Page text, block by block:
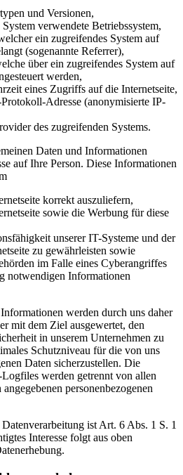
und Versionen,
verwendete Betriebssystem,
ein zugreifendes System auf
(sogenannte Referrer),
über ein zugreifendes System auf
werden,
eines Zugriffs auf die Internetseite,
Adresse (anonymisierte IP-
des zugreifenden Systems.
Daten und Informationen
auf Ihre Person. Diese Informationen
korrekt auszuliefern,
sowie die Werbung für diese
unserer IT-Systeme und der
zu gewährleisten sowie
im Falle eines Cyberangriffes
notwendigen Informationen
werden durch uns daher
mit dem Ziel ausgewertet, den
in unserem Unternehmen zu
Schutzniveau für die von uns
Daten sicherzustellen. Die
werden getrennt von allen
personenbezogenen
ist Art. 6 Abs. 1 S. 1
Interesse folgt aus oben